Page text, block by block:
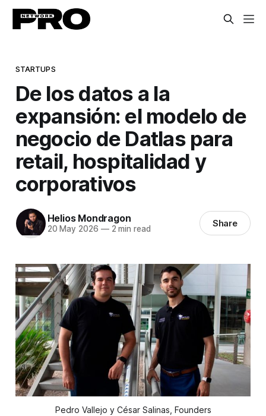
STARTUPS
De los datos a la
expansión: el modelo de
negocio de Datlas para
retail, hospitalidad y
corporativos
Helios Mondragon
20 May 2026 —2 min read Share
Pedro Vallejo y César Salinas, Founders